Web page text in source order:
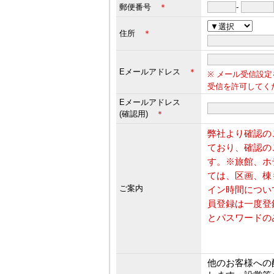
郵便番号
＊ -
住所 ＊
Eメールアドレス ＊
※ メール受信設定
受信を許可してく
Eメールアドレス
(確認用)
＊
ご案内
弊社より確認
ており、確認
す。※旅館、ホ
ては、区画、
イン時間につ
員登録は一度
とパスワード
他のお客様へ